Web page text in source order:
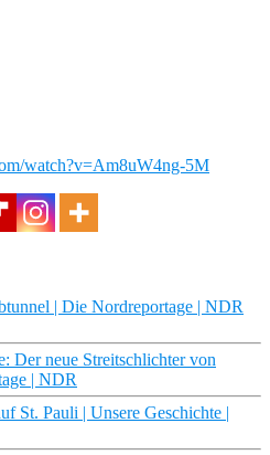
watch?v=Am8uW4ng-5M
| Die Nordreportage | NDR
Der neue Streitschlichter von
| NDR
St. Pauli | Unsere Geschichte |